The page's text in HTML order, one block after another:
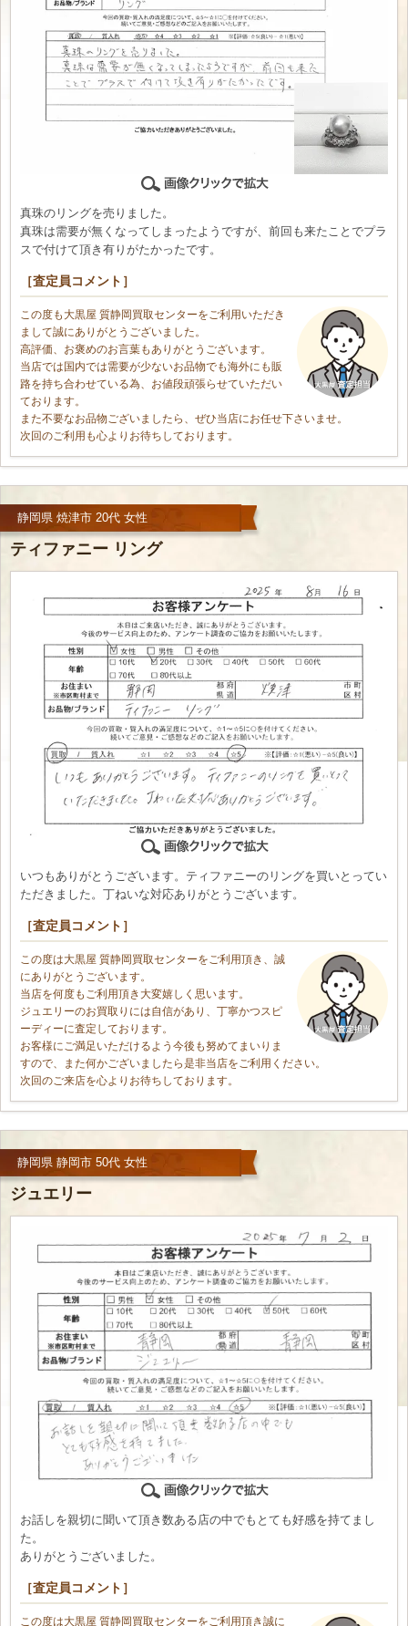
真珠のリングを売りました。
真珠は需要が無くなってしまったようですが、前回も来たことでプラ
スで付けて頂き有りがたかったです。
［査定員コメント］
この度も大黒屋 質静岡買取センターをご利用いただき
まして誠にありがとうございました。
高評価、お褒めのお言葉もありがとうございます。
当店では国内では需要が少ないお品物でも海外にも販
路を持ち合わせている為、お値段頑張らせていただい
ております。
また不要なお品物ございましたら、ぜひ当店にお任せ下さいませ。
次回のご利用も心よりお待ちしております。
静岡県 焼津市 20代 女性
ティファニー リング
いつもありがとうございます。ティファニーのリングを買いとってい
ただきました。丁ねいな対応ありがとうございます。
［査定員コメント］
この度は大黒屋 質静岡買取センターをご利用頂き、誠
にありがとうございます。
当店を何度もご利用頂き大変嬉しく思います。
ジュエリーのお買取りには自信があり、丁寧かつスピ
ーディーに査定しております。
お客様にご満足いただけるよう今後も努めてまいりま
すので、また何かございましたら是非当店をご利用ください。
次回のご来店を心よりお待ちしております。
静岡県 静岡市 50代 女性
ジュエリー
お話しを親切に聞いて頂き数ある店の中でもとても好感を持てまし
た。
ありがとうございました。
［査定員コメント］
この度は大黒屋 質静岡買取センターをご利用頂き誠に